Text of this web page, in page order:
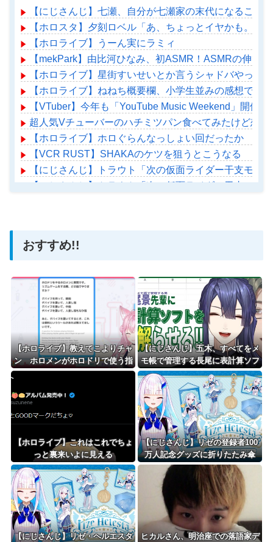
【にじさんじ】七瀬、自分が七瀬家の末代になること
【ホロスタ】夕刻ロベル「あ、ちょっとイヤかも。
【ホロライブ】うーん実にラミィ
【mekPark】由比河ひなみ、初ASMR！ASMRの伸び
【ホロライブ】星街すいせいとか言うシャドバやっ
【ホロライブ】ねねち概要欄、小学生並みの感想で草
【VTuber】今年も「YouTube Music Weekend」開催
超人気Vチューバーのハチミツパン食べてみたけど想
【ホロライブ】ホロぐらんなっしょい回だったか
【VCR RUST】SHAKAのケツを狙うとこうなる
【にじさんじ】トラウト「次の仮面ライダー干支モ
【にじさんじ】トラウト「次の仮面ライダー干支モチ
おすすめ!!
【ホロライブ】教えてこよりチャ
ン ホロメンがホロドリで使う指
調査
【にじさんじ】五木、すべてをメ
モ帳で管理する長尾に表計算ソフ
トを布教へ『企画趣旨でもう草生
える』【8/6(木)20:00】
【ホロライブ】これはこれでちょ
っと裏来いよに見える
【にじさんじ】リゼの登録者100
万人記念グッズに折りたたみ傘
『傘で草』『晴れてても雨降りそ
う』
【にじさんじ】リゼ・ヘルエスタ
ヒカルさん、明治座での落語家デ